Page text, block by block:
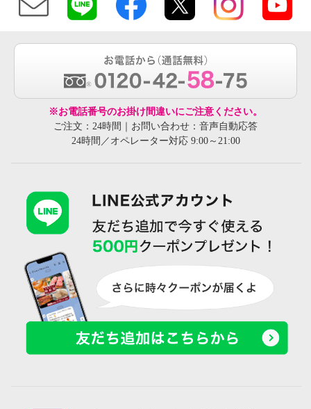
※お電話番号のお掛け間違いにご注意ください。
ご注文：24時間｜お問い合わせ：音声自動応答
24時間／オペレーター対応 9:00～21:00